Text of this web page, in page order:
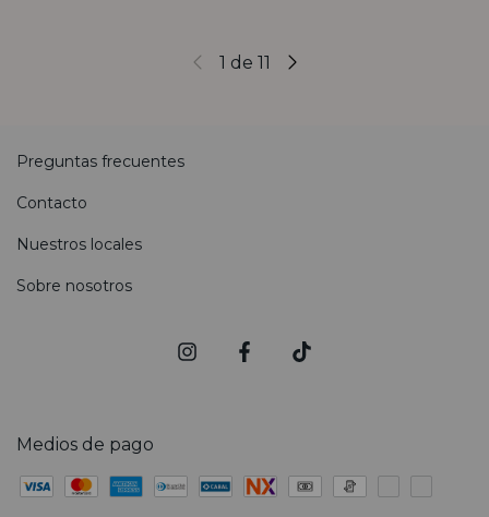
1 de 11
Preguntas frecuentes
Contacto
Nuestros locales
Sobre nosotros
Medios de pago